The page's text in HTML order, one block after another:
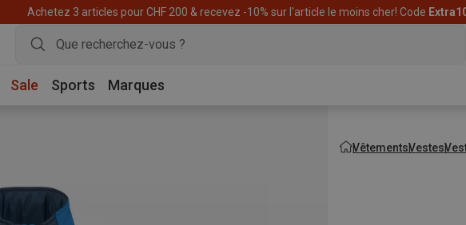
Achetez 3 articles pour CHF 200 & recevez -10% sur l'article le moins cher! Code
Sale Sports Marques
VêtementsVestes